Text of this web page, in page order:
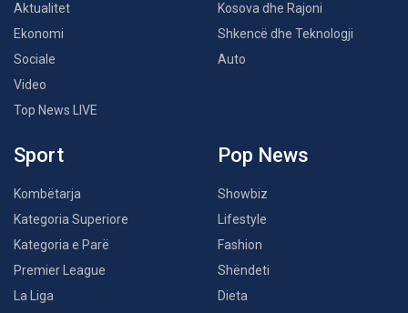
Aktualitet
Ekonomi
Sociale
Video
Top News LIVE
Kosova dhe Rajoni
Shkencë dhe Teknologji
Auto
Sport
Kombëtarja
Kategoria Superiore
Kategoria e Parë
Premier League
La Liga
Pop News
Showbiz
Lifestyle
Fashion
Shëndeti
Dieta